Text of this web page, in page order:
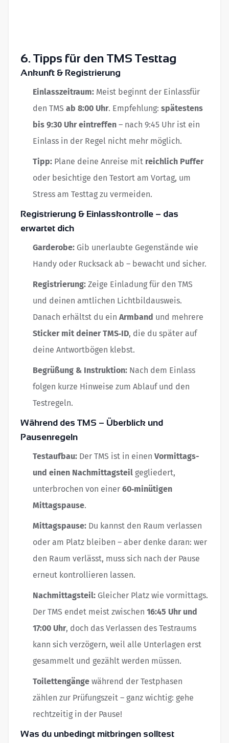
6. Tipps für den TMS Testtag
Ankunft & Registrierung
Einlasszeitraum: Meist beginnt der Einlassfür
den TMS ab 8:00 Uhr. Empfehlung: spätestens
bis 9:30 Uhr eintreffen – nach 9:45 Uhr ist ein
Einlass in der Regel nicht mehr möglich.
Tipp: Plane deine Anreise mit reichlich Puffer
oder besichtige den Testort am Vortag, um
Stress am Testtag zu vermeiden.
Registrierung & Einlasskontrolle – das
erwartet dich
Garderobe: Gib unerlaubte Gegenstände wie
Handy oder Rucksack ab – bewacht und sicher.
Registrierung: Zeige Einladung für den TMS
und deinen amtlichen Lichtbildausweis.
Danach erhältst du ein Armband und mehrere
Sticker mit deiner TMS‑ID, die du später auf
deine Antwortbögen klebst.
Begrüßung & Instruktion: Nach dem Einlass
folgen kurze Hinweise zum Ablauf und den
Testregeln.
Während des TMS – Überblick und
Pausenregeln
Testaufbau: Der TMS ist in einen Vormittags-
und einen Nachmittagsteil gegliedert,
unterbrochen von einer 60‑minütigen
Mittagspause.
Mittagspause: Du kannst den Raum verlassen
oder am Platz bleiben – aber denke daran: wer
den Raum verlässt, muss sich nach der Pause
erneut kontrollieren lassen.
Nachmittagsteil: Gleicher Platz wie vormittags.
Der TMS endet meist zwischen 16:45 Uhr und
17:00 Uhr, doch das Verlassen des Testraums
kann sich verzögern, weil alle Unterlagen erst
gesammelt und gezählt werden müssen.
Toilettengänge während der Testphasen
zählen zur Prüfungszeit – ganz wichtig: gehe
rechtzeitig in der Pause!
Was du unbedingt mitbringen solltest